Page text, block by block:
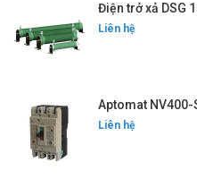
Điện trở xả DSG
Liên hệ
Aptomat NV400-
Liên hệ